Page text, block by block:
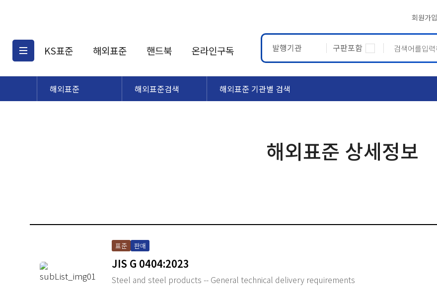
회원가입
KS표준
KS표준검색
해외표준
해외표준검색
핸드북 온라인구독 발행기관 구판포함
해외표준 해외표준검색 해외표준 기관별 검색
해외표준 상세정보
표준 판매
JIS G 0404:2023
Steel and steel products -- General technical delivery requirements